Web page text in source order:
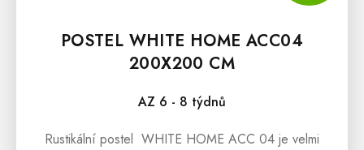
POSTEL WHITE HOME ACC04
200X200 CM
AZ 6 - 8 týdnů
Rustikální postel WHITE HOME ACC 04 je velmi